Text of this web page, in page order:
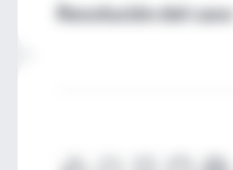
Resolución del caso